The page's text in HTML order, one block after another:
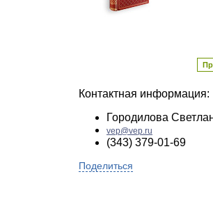
Контактная информация:
Городилова
vep@vep.ru
(343) 379-01-69
Поделиться